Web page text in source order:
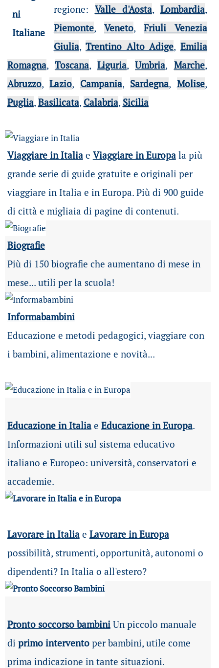
regione: Valle d'Aosta, Lombardia,
Piemonte, Veneto,Friuli Venezia
Giulia,Trentino Alto Adige, Emilia
Romagna, Toscana,Liguria,Umbria, Marche,
Abruzzo,Lazio, Campania, Sardegna, Molise,
Puglia, Basilicata, Calabria, Sicilia
Viaggiare in Italiae Viaggiare in Europala più
grande serie di guide gratuite e originali per
viaggiare in Italia e in Europa. Più di 900 guide
di città e migliaia di pagine di contenuti.
Biografie
Più di 150 biografie che aumentano di mese in
mese... utili per la scuola!
Informabambini
Educazione e metodi pedagogici, viaggiare con
i bambini, alimentazione e novità...
Educazione in Italiae Educazione in Europa.
Informazioni utili sul sistema educativo
italiano e Europeo: università, conservatori e
accademie.
Lavorare in Italia e Lavorare in Europa
possibilità, strumenti, opportunità, autonomi o
dipendenti? In Italia o all'estero?
Pronto soccorso bambiniUn piccolo manuale
di primo interventoper bambini, utile come
prima indicazione in tante situazioni.